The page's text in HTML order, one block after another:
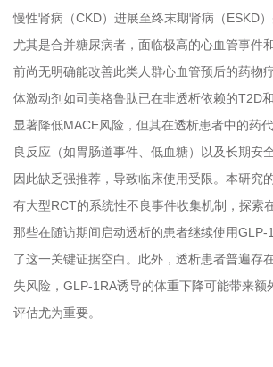
慢性肾病（CKD）进展至终末期肾病（ESKD
尤其是合并糖尿病者，面临极高的心血管事件
前尚无明确能改善此类人群心血管预后的药物
体激动剂如司美格鲁肽已在非透析依赖的T2D
显著降低MACE风险，但其在透析患者中的药
良反应（如胃肠道事件、低血糖）以及长期安
因此缺乏强推荐，导致临床使用受限。本研究
有大型RCT的系统性不良事件收集机制，探索
那些在随访期间启动透析的患者继续使用GLP-
了这一关键证据空白。此外，透析患者普遍存
失风险，GLP-1RA诱导的体重下降可能带来额
评估尤为重要。